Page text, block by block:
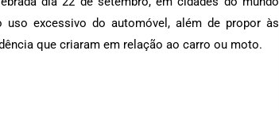
excessivo do automóvel, além de propor às
que criaram em relação ao carro ou moto.